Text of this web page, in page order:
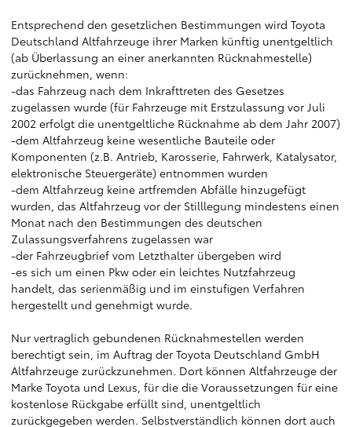
Entsprechend den gesetzlichen Bestimmungen wird Toyota
Deutschland Altfahrzeuge ihrer Marken künftig unentgeltlich
(ab Überlassung an einer anerkannten Rücknahmestelle)
zurücknehmen, wenn:
-das Fahrzeug nach dem Inkrafttreten des Gesetzes
zugelassen wurde (für Fahrzeuge mit Erstzulassung vor Juli
2002 erfolgt die unentgeltliche Rücknahme ab dem Jahr 2007)
-dem Altfahrzeug keine wesentliche Bauteile oder
Komponenten (z.B. Antrieb, Karosserie, Fahrwerk, Katalysator,
elektronische Steuergeräte) entnommen wurden
-dem Altfahrzeug keine artfremden Abfälle hinzugefügt
wurden, das Altfahrzeug vor der Stilllegung mindestens einen
Monat nach den Bestimmungen des deutschen
Zulassungsverfahrens zugelassen war
-der Fahrzeugbrief vom Letzthalter übergeben wird
-es sich um einen Pkw oder ein leichtes Nutzfahrzeug
handelt, das serienmäßig und im einstufigen Verfahren
hergestellt und genehmigt wurde.
Nur vertraglich gebundenen Rücknahmestellen werden
berechtigt sein, im Auftrag der Toyota Deutschland GmbH
Altfahrzeuge zurückzunehmen. Dort können Altfahrzeuge der
Marke Toyota und Lexus, für die die Voraussetzungen für eine
kostenlose Rückgabe erfüllt sind, unentgeltlich
zurückgegeben werden. Selbstverständlich können dort auch